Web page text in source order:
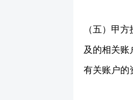
（五）甲
及的相关
有关账户的